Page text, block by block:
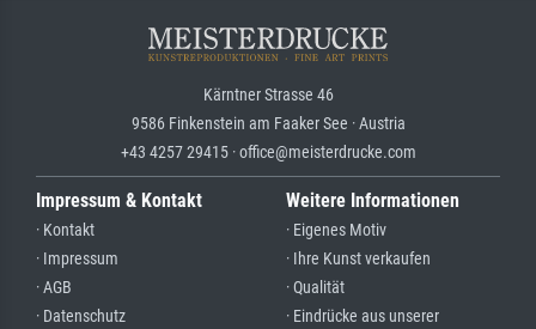
Kärntner Strasse 46
9586 Finkenstein am Faaker See · Austria
+43 4257 29415 · office@meisterdrucke.com
Impressum & Kontakt
· Kontakt
· Impressum
· AGB
· Datenschutz
Weitere Informationen
· Eigenes Motiv
· Ihre Kunst verkaufen
· Qualität
· Eindrücke aus unserer